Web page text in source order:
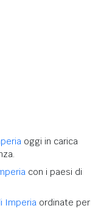
oggi in carica
con i paesi di
Imperia ordinate per